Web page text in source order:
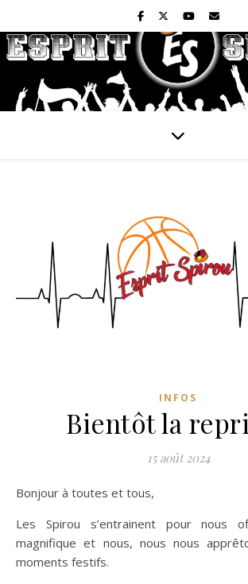
INFOS
Bientôt la
15 août 2024
Bonjour à toutes et tous,
Les Spirou s’entrainent pour nous
magnifique et nous, nous nous
moments festifs.